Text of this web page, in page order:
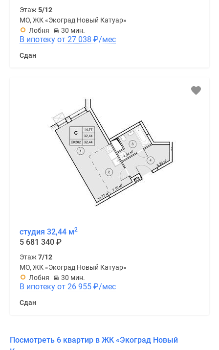
Этаж 5/12
МО, ЖК «Экоград Новый Катуар»
Лобня
30 мин.
В ипотеку от 27 038 ₽/мес
Сдан
студия 32,44 м2
5 681 340 ₽
Этаж 7/12
МО, ЖК «Экоград Новый Катуар»
Лобня
30 мин.
В ипотеку от 26 955 ₽/мес
Сдан
Посмотреть 6 квартир в ЖК «Экоград Новый